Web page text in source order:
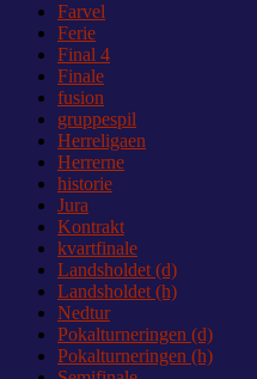
Farvel
Ferie
Final 4
Finale
fusion
gruppespil
Herreligaen
Herrerne
historie
Jura
Kontrakt
kvartfinale
Landsholdet (d)
Landsholdet (h)
Nedtur
Pokalturneringen (d)
Pokalturneringen (h)